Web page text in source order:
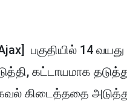
பகுதியில் 14 வயது
கட்டாயமாக
கிடைத்ததை